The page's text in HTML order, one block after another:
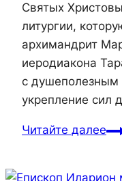
Святых
литургии,
архимандрит
иеродиакона
с душеполезным
укрепление сил
Читайте далее